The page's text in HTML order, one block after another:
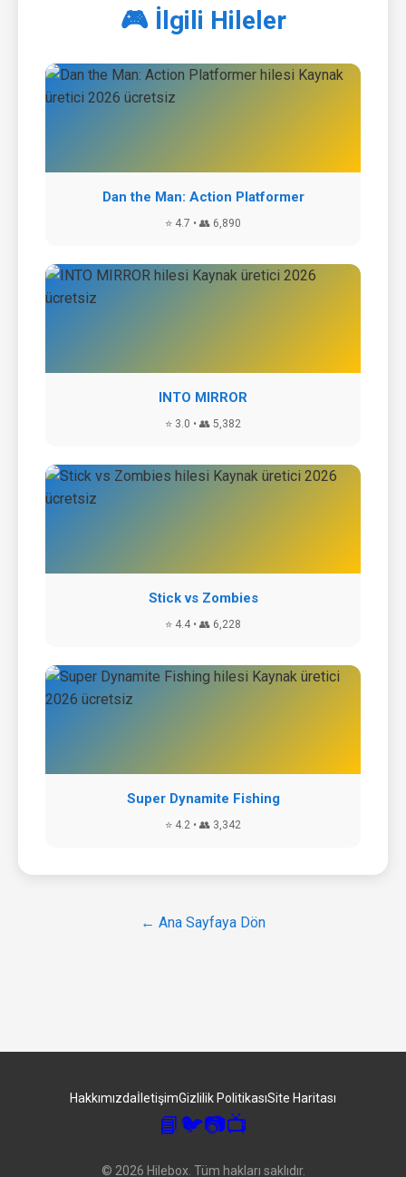
🎮 İlgili Hileler
Dan the Man: Action Platformer
⭐ 4.7 • 👥 6,890
INTO MIRROR
⭐ 3.0 • 👥 5,382
Stick vs Zombies
⭐ 4.4 • 👥 6,228
Super Dynamite Fishing
⭐ 4.2 • 👥 3,342
← Ana Sayfaya Dön
HakkımızdaİletişimGizlilik PolitikasıSite Haritası
📘🐦📷📺
© 2026 Hilebox. Tüm hakları saklıdır.